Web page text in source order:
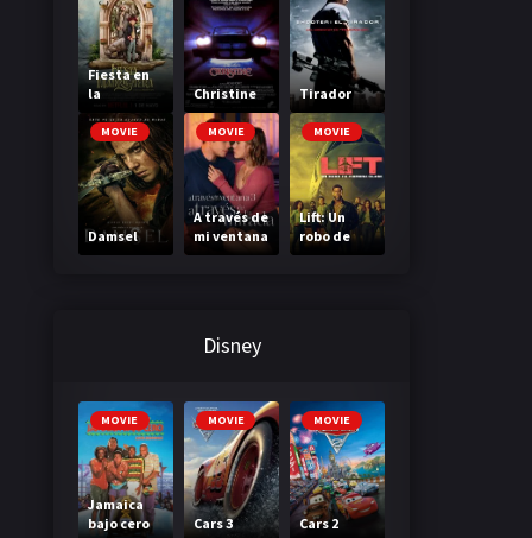
Fiesta en
la
Madriguer
a
Christine Tirador
MOVIE
Damsel
MOVIE
A través de
mi ventana
3: A través
MOVIE
Lift: Un
robo de
primera
Disney
MOVIE
Jamaica
bajo cero
MOVIE
Cars 3
MOVIE
Cars 2